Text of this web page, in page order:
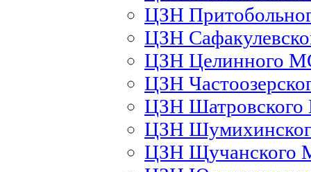
ЦЗН
ЦЗН
ЦЗН Целинного
ЦЗН
ЦЗН
ЦЗН
ЦЗН Щучанского